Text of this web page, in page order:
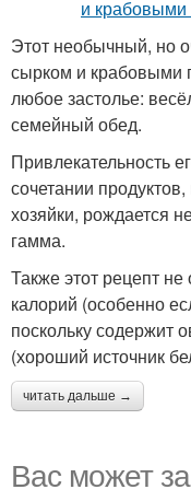
Этот необычный, но
сырком и крабовыми
любое застолье:
семейный обед.
Привлекательность
сочетании
хозяйки, рождается
гамма.
Также этот рецепт
калорий (особенно
поскольку содержит
(хороший источник
читать дальше →
Вас может